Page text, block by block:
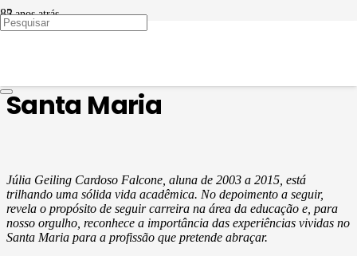
5 anos atrás
EX-ALUNOS
Santa Maria
Júlia Geiling Cardoso Falcone, aluna de 2003 a 2015, está
trilhando uma sólida vida acadêmica. No depoimento a seguir,
revela o propósito de seguir carreira na área da educação e, para
nosso orgulho, reconhece a importância das experiências vividas no
Santa Maria para a profissão que pretende abraçar.